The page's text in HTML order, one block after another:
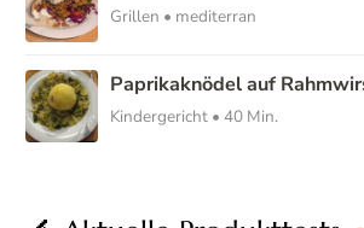
Grillen • mediterran
Paprikaknödel auf
Kindergericht • 40 Min.